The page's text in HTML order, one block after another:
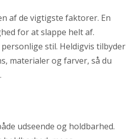
af de vigtigste faktorer. En
for at slappe helt af.
stil. Heldigvis tilbyder
materialer og farver, så du
udseende og holdbarhed.